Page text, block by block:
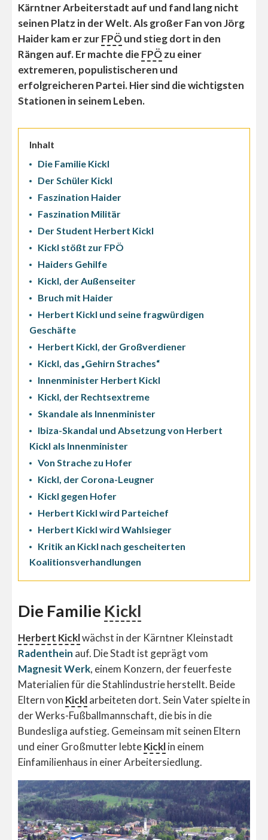
Kärntner Arbeiterstadt auf und fand lang nicht
seinen Platz in der Welt. Als großer Fan von Jörg
Haider kam er zurFPÖund stieg dort in den
Rängen auf. Er machte die FPÖzu einer
extremeren, populistischeren und
erfolgreicheren Partei. Hier sind die wichtigsten
Stationen in seinem Leben.
Inhalt
Die Familie Kickl
Der Schüler Kickl
Faszination Haider
Faszination Militär
Der Student Herbert Kickl
Kickl stößt zur FPÖ
Haiders Gehilfe
Kickl, der Außenseiter
Bruch mit Haider
Herbert Kickl und seine fragwürdigen
Geschäfte
Herbert Kickl, der Großverdiener
Kickl, das „Gehirn Straches“
Innenminister Herbert Kickl
Kickl, der Rechtsextreme
Skandale als Innenminister
Ibiza-Skandal und Absetzung von Herbert
Kickl als Innenminister
Von Strache zu Hofer
Kickl, der Corona-Leugner
Kickl gegen Hofer
Herbert Kickl wird Parteichef
Herbert Kickl wird Wahlsieger
Kritik an Kickl nach gescheiterten
Koalitionsverhandlungen
Die Familie Kickl
Herbert Kicklwächst in der Kärntner Kleinstadt
Radenthein auf. Die Stadt ist geprägt vom
Magnesit Werk, einem Konzern, der feuerfeste
Materialien für die Stahlindustrie herstellt. Beide
Eltern von Kicklarbeiteten dort. Sein Vater spielte in
der Werks-Fußballmannschaft, die bis in die
Bundesliga aufstieg. Gemeinsam mit seinen Eltern
und einer Großmutter lebteKicklin einem
Einfamilienhaus in einer Arbeitersiedlung.